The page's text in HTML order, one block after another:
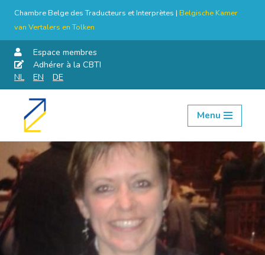
Chambre Belge des Traducteurs et Interprètes | Belgische Kamer
van Vertalers en Tolken
Espace membres
Adhérer à la CBTI
NL
EN DE
Aller
contenu
Menu